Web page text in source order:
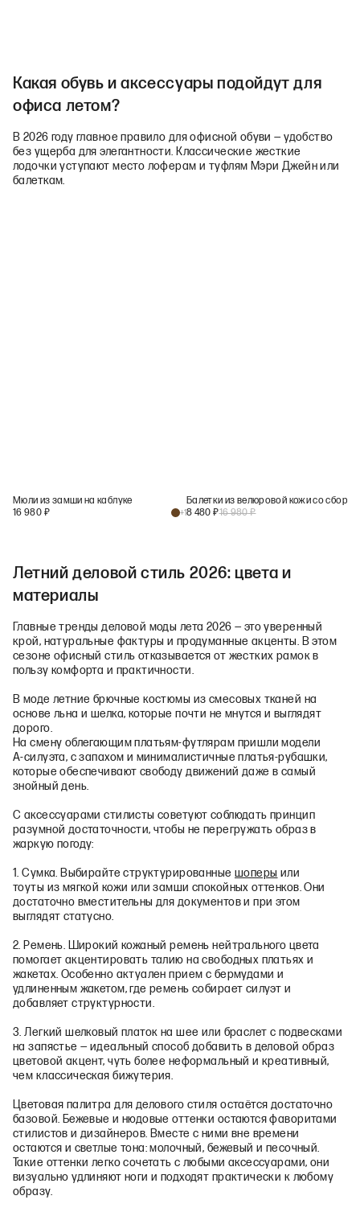
Какая обувь и аксессуары подойдут для
офиса летом?
В 2026 году главное правило для офисной обуви — удобство
без ущерба для элегантности. Классические жесткие
лодочки уступают место лоферам и туфлям Мэри Джейн или
балеткам.
Мюли из замши на каблуке
16 980 ₽ +18 480 ₽16 980₽
Летний деловой стиль 2026: цвета и
материалы
Главные тренды деловой моды лета 2026 — это уверенный
крой, натуральные фактуры и продуманные акценты. В этом
сезоне офисный стиль отказывается от жестких рамок в
пользу комфорта и практичности.
В моде летние брючные костюмы из смесовых тканей на
основе льна и шелка, которые почти не мнутся и выглядят
дорого.
На смену облегающим платьям‑футлярам пришли модели
А‑силуэта, с запахом и минималистичные платья‑рубашки,
которые обеспечивают свободу движений даже в самый
знойный день.
С аксессуарами стилисты советуют соблюдать принцип
разумной достаточности, чтобы не перегружать образ в
жаркую погоду:
1. Сумка. Выбирайте структурированные шоперы или
тоуты из мягкой кожи или замши спокойных оттенков. Они
достаточно вместительны для документов и при этом
выглядят статусно.
2. Ремень. Широкий кожаный ремень нейтрального цвета
помогает акцентировать талию на свободных платьях и
жакетах. Особенно актуален прием с бермудами и
удлиненным жакетом, где ремень собирает силуэт и
добавляет структурности.
3. Легкий шелковый платок на шее или браслет с подвесками
на запястье — идеальный способ добавить в деловой образ
цветовой акцент, чуть более неформальный и креативный,
чем классическая бижутерия.
Цветовая палитра для делового стиля остаётся достаточно
базовой. Бежевые и нюдовые оттенки остаются фаворитами
стилистов и дизайнеров. Вместе с ними вне времени
остаются и светлые тона: молочный, бежевый и песочный.
Такие оттенки легко сочетать с любыми аксессуарами, они
визуально удлиняют ноги и подходят практически к любому
образу.